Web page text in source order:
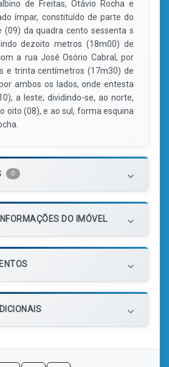
de Freitas, Otávio Rocha e
ímpar, constituído de parte do
(09) da quadra cento sessenta s
dezoito metros (18m00) de
a rua José Osório Cabral, por
e trinta centímetros (17m30) de
ambos os lados, onde entesta
a leste; dividindo-se, ao norte,
oito (08), e ao sul, forma esquina
0 keyboard_arrow_down
DO IMÓVEL keyboard_arrow_down
keyboard_arrow_down
keyboard_arrow_down